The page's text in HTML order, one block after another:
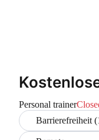
Personal trainer
Barrierefreiheit